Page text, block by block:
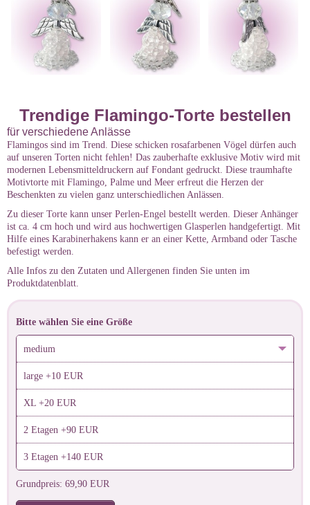
Trendige Flamingo-Torte bestellen
für verschiedene Anlässe
Flamingos sind im Trend. Diese schicken rosafarbenen Vögel dürfen auch
auf unseren Torten nicht fehlen! Das zauberhafte exklusive Motiv wird mit
modernen Lebensmitteldruckern auf Fondant gedruckt. Diese traumhafte
Motivtorte mit Flamingo, Palme und Meer erfreut die Herzen der
Beschenkten zu vielen ganz unterschiedlichen Anlässen.
Zu dieser Torte kann unser Perlen-Engel bestellt werden. Dieser Anhänger
ist ca. 4 cm hoch und wird aus hochwertigen Glasperlen handgefertigt. Mit
Hilfe eines Karabinerhakens kann er an einer Kette, Armband oder Tasche
befestigt werden.
Alle Infos zu den Zutaten und Allergenen finden Sie unten im
Produktdatenblatt.
Bitte wählen Sie eine Größe
medium
large +10 EUR
XL +20 EUR
2 Etagen +90 EUR
3 Etagen +140 EUR
Grundpreis: 69,90 EUR